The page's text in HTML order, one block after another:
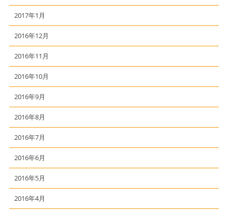
2017年1月
2016年12月
2016年11月
2016年10月
2016年9月
2016年8月
2016年7月
2016年6月
2016年5月
2016年4月